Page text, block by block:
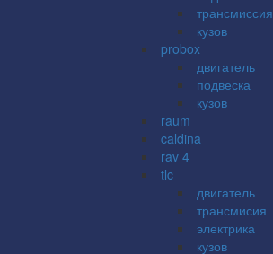
трансмиссия
кузов
probox
двигатель
подвеска
кузов
raum
caldina
rav 4
tlc
двигатель
трансмисия
электрика
кузов